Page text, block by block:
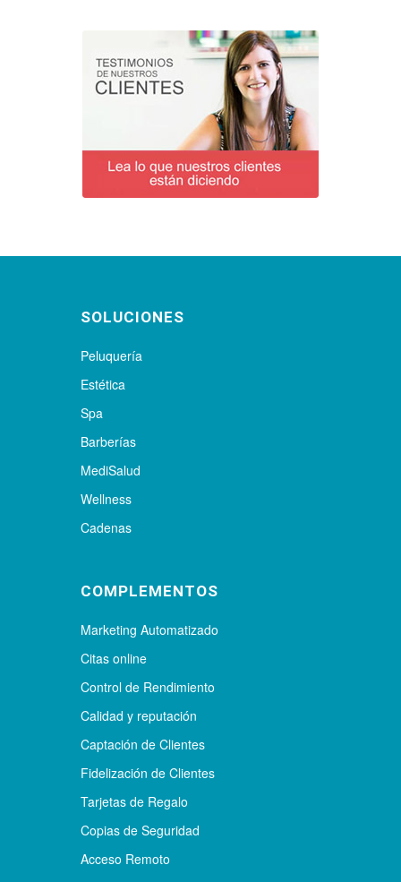
SOLUCIONES
Peluquería
Estética
Spa
Barberías
MediSalud
Wellness
Cadenas
COMPLEMENTOS
Marketing Automatizado
Citas online
Control de Rendimiento
Calidad y reputación
Captación de Clientes
Fidelización de Clientes
Tarjetas de Regalo
Copias de Seguridad
Acceso Remoto